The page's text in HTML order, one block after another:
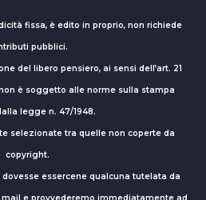
fissa, è edito in proprio, non richiede
pubblici.
del libero pensiero, ai sensi dell’art. 21
è soggetto alle norme sulla stampa
legge n. 47/1948.
selezionate tra quelle non coperte da
copyright.
essercene qualcuna tutelata da